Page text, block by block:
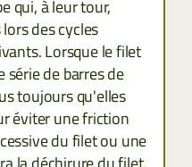
qui, à leur tour,
des cycles
Lorsque le filet
série de barres de
toujours qu'elles
éviter une friction
du filet ou une